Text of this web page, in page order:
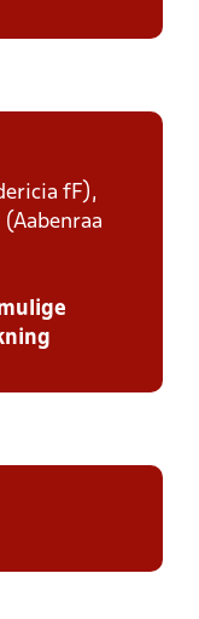
fF),